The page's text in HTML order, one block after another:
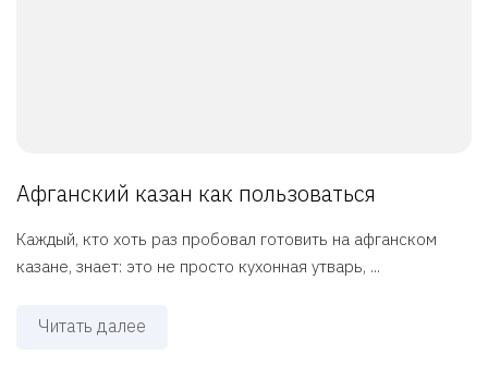
Афганский казан как пользоваться
Каждый, кто хоть раз пробовал готовить на афганском
казане, знает: это не просто кухонная утварь, ...
Читать далее